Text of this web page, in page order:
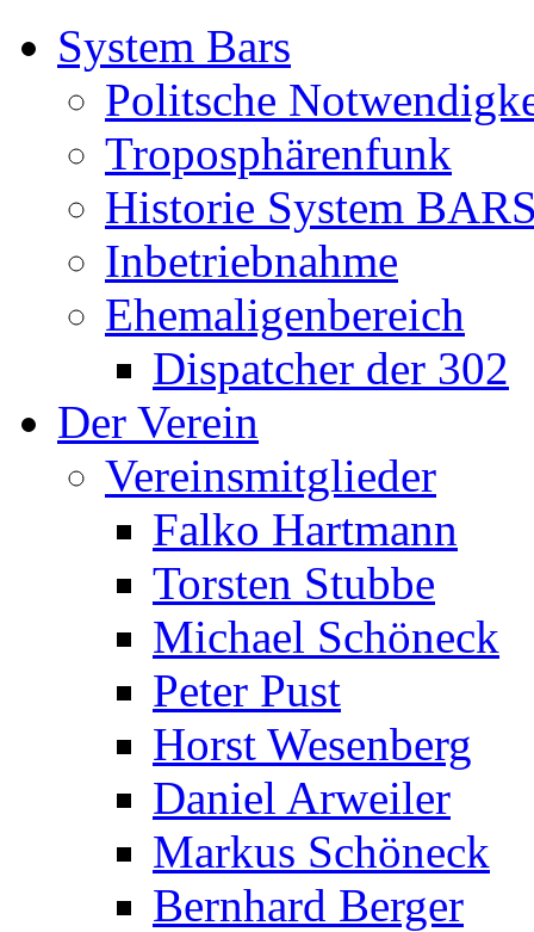
System Bars
Politsche
Troposphärenfunk
Historie System
Inbetriebnahme
Ehemaligenbereich
Dispatcher der 302
Der Verein
Vereinsmitglieder
Falko Hartmann
Torsten Stubbe
Michael Schöneck
Peter Pust
Horst Wesenberg
Daniel Arweiler
Markus Schöneck
Bernhard Berger